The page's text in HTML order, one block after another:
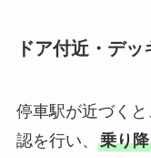
ドア付近・デ
停車駅が近づく
認を行い、 乗り